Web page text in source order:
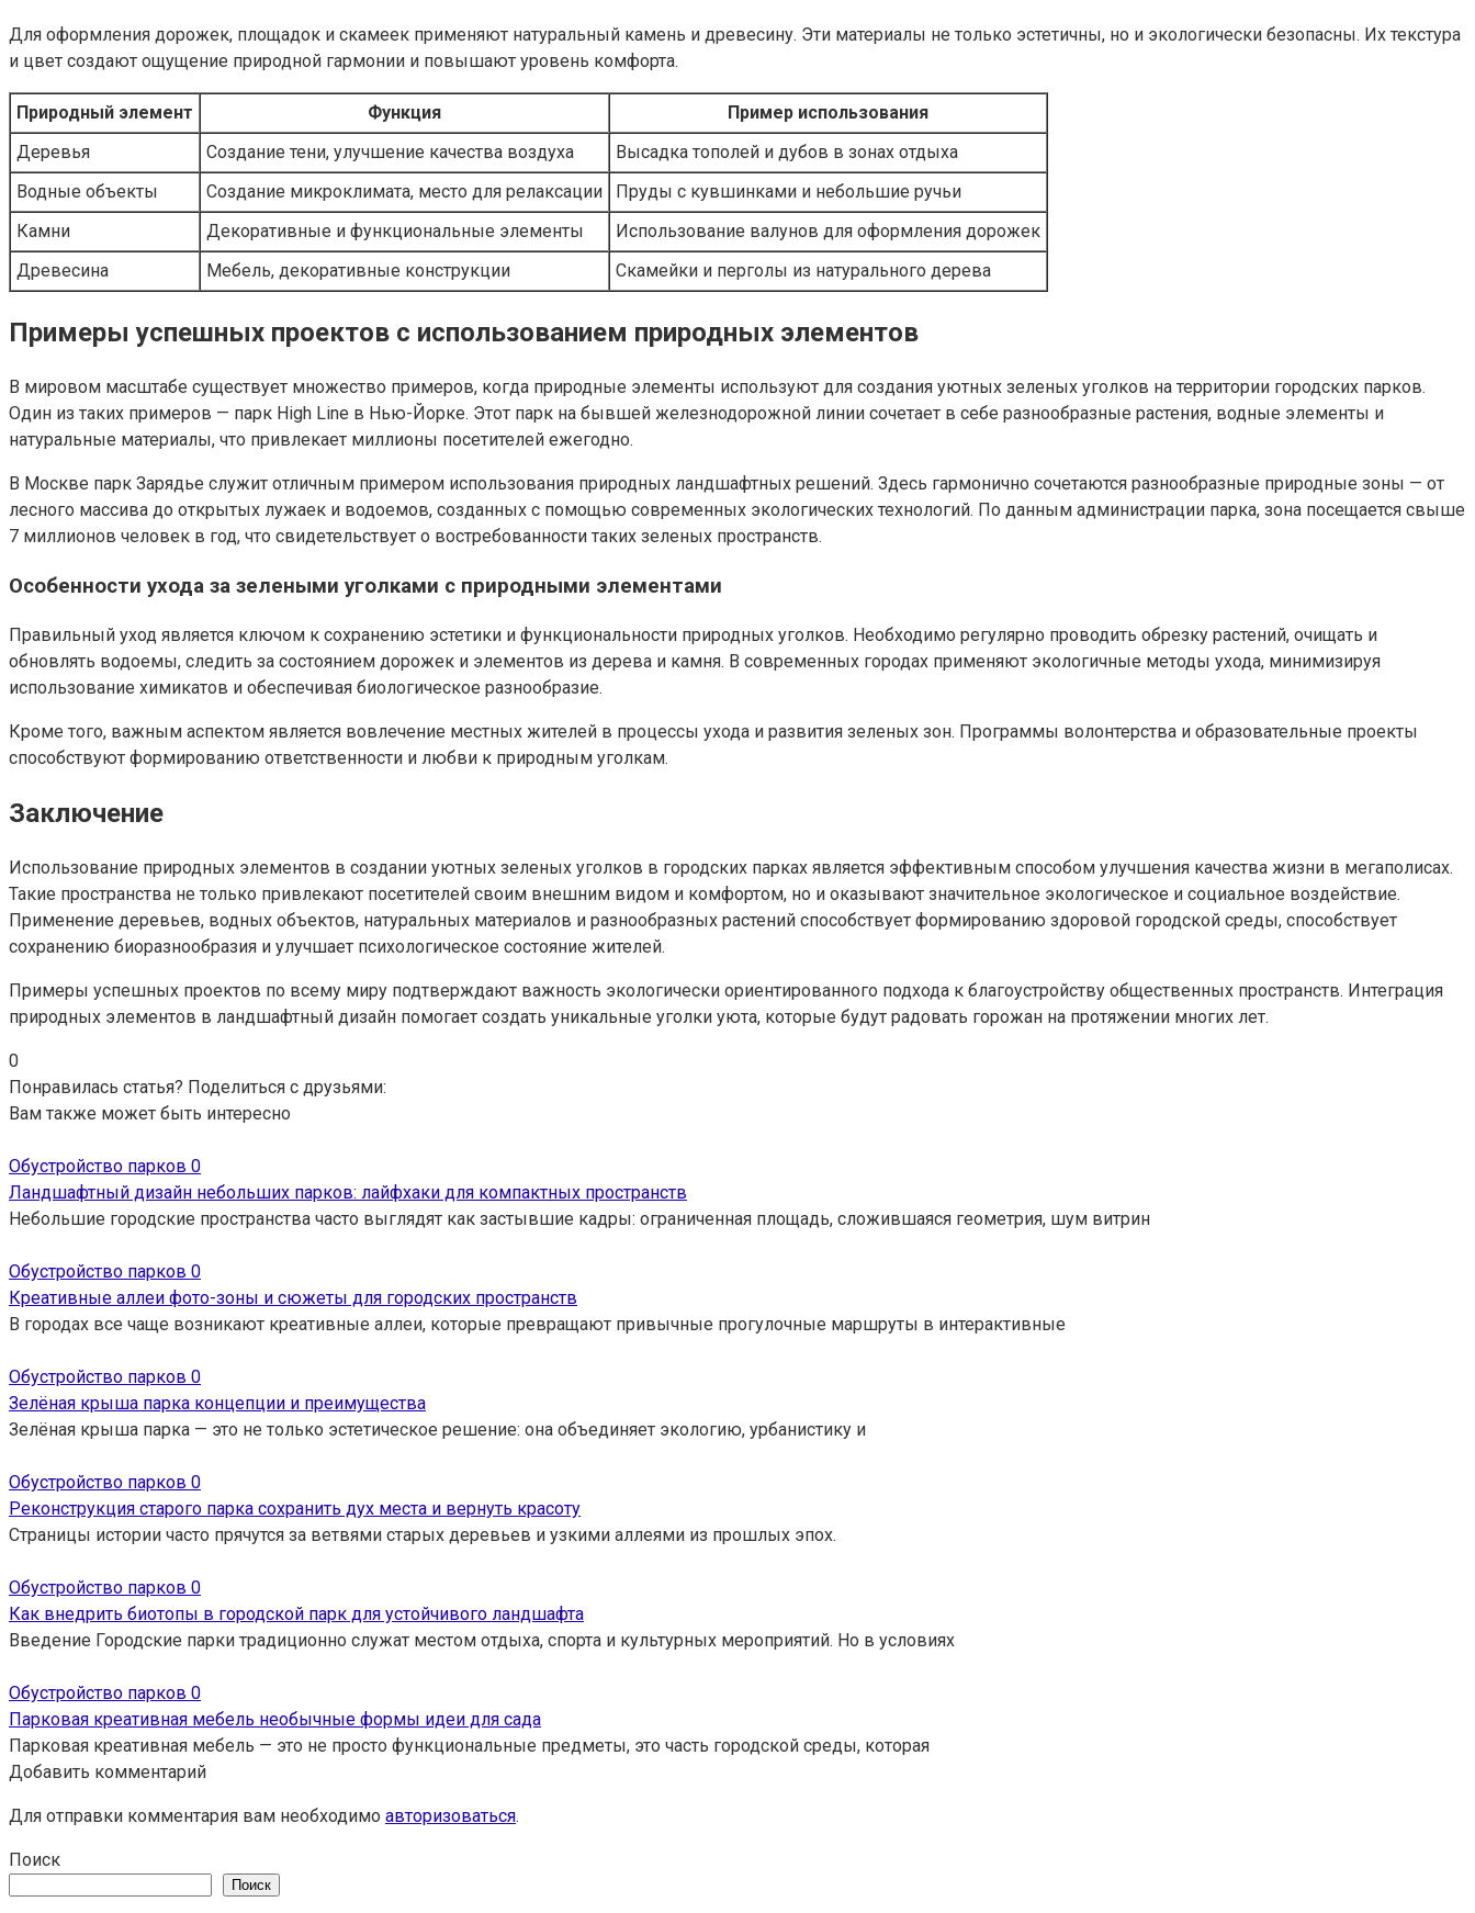
Для оформления дорожек, площадок и скамеек применяют натуральный камень и древесину. Эти материалы не только эстетичны, но и экологически безопасны. Их текстура
и цвет создают ощущение природной гармонии и повышают уровень комфорта.
Природный элемент Функция
Пример использования
Деревья
Создание тени, улучшение качества воздуха
Высадка тополей и дубов в зонах отдыха
Водные объекты
Создание микроклимата, место для релаксации
Пруды с кувшинками и небольшие ручьи
Камни
Декоративные и функциональные элементы
Использование валунов для оформления дорожек
Древесина
Мебель, декоративные конструкции Скамейки и перголы из натурального дерева
Примеры успешных проектов с использованием природных элементов
В мировом масштабе существует множество примеров, когда природные элементы используют для создания уютных зеленых уголков на территории городских парков.
Один из таких примеров — парк High Line в Нью-Йорке. Этот парк на бывшей железнодорожной линии сочетает в себе разнообразные растения, водные элементы и
натуральные материалы, что привлекает миллионы посетителей ежегодно.
В Москве парк Зарядье служит отличным примером использования природных ландшафтных решений. Здесь гармонично сочетаются разнообразные природные зоны — от
лесного массива до открытых лужаек и водоемов, созданных с помощью современных экологических технологий. По данным администрации парка, зона посещается свыше
7 миллионов человек в год, что свидетельствует о востребованности таких зеленых пространств.
Особенности ухода за зелеными уголками с природными элементами
Правильный уход является ключом к сохранению эстетики и функциональности природных уголков. Необходимо регулярно проводить обрезку растений, очищать и
обновлять водоемы, следить за состоянием дорожек и элементов из дерева и камня. В современных городах применяют экологичные методы ухода, минимизируя
использование химикатов и обеспечивая биологическое разнообразие.
Кроме того, важным аспектом является вовлечение местных жителей в процессы ухода и развития зеленых зон. Программы волонтерства и образовательные проекты
способствуют формированию ответственности и любви к природным уголкам.
Заключение
Использование природных элементов в создании уютных зеленых уголков в городских парках является эффективным способом улучшения качества жизни в мегаполисах.
Такие пространства не только привлекают посетителей своим внешним видом и комфортом, но и оказывают значительное экологическое и социальное воздействие.
Применение деревьев, водных объектов, натуральных материалов и разнообразных растений способствует формированию здоровой городской среды, способствует
сохранению биоразнообразия и улучшает психологическое состояние жителей.
Примеры успешных проектов по всему миру подтверждают важность экологически ориентированного подхода к благоустройству общественных пространств. Интеграция
природных элементов в ландшафтный дизайн помогает создать уникальные уголки уюта, которые будут радовать горожан на протяжении многих лет.
0
Понравилась статья? Поделиться с друзьями:
Вам также может быть интересно
Обустройство парков 0
Ландшафтный дизайн небольших парков: лайфхаки для компактных пространств
Небольшие городские пространства часто выглядят как застывшие кадры: ограниченная площадь, сложившаяся геометрия, шум витрин
Обустройство парков 0
Креативные аллеи фото-зоны и сюжеты для городских пространств
В городах все чаще возникают креативные аллеи, которые превращают привычные прогулочные маршруты в интерактивные
Обустройство парков 0
Зелёная крыша парка концепции и преимущества
Зелёная крыша парка — это не только эстетическое решение: она объединяет экологию, урбанистику и
Обустройство парков 0
Реконструкция старого парка сохранить дух места и вернуть красоту
Страницы истории часто прячутся за ветвями старых деревьев и узкими аллеями из прошлых эпох.
Обустройство парков 0
Как внедрить биотопы в городской парк для устойчивого ландшафта
Введение Городские парки традиционно служат местом отдыха, спорта и культурных мероприятий. Но в условиях
Обустройство парков 0
Парковая креативная мебель необычные формы идеи для сада
Парковая креативная мебель — это не просто функциональные предметы, это часть городской среды, которая
Добавить комментарий
Для отправки комментария вам необходимо авторизоваться.
Поиск
Поиск